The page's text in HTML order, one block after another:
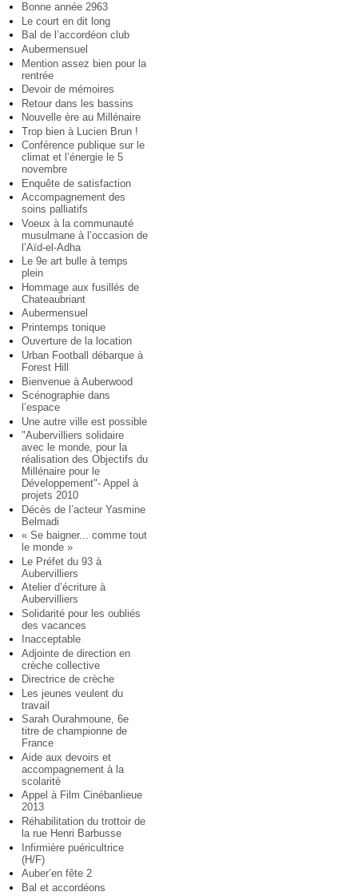
Bonne année 2963
Le court en dit long
Bal de l’accordéon club
Aubermensuel
Mention assez bien pour la
rentrée
Devoir de mémoires
Retour dans les bassins
Nouvelle ère au Millénaire
Trop bien à Lucien Brun !
Conférence publique sur le
climat et l’énergie le 5
novembre
Enquête de satisfaction
Accompagnement des
soins palliatifs
Voeux à la communauté
musulmane à l’occasion de
l’Aïd-el-Adha
Le 9e art bulle à temps
plein
Hommage aux fusillés de
Chateaubriant
Aubermensuel
Printemps tonique
Ouverture de la location
Urban Football débarque à
Forest Hill
Bienvenue à Auberwood
Scénographie dans
l’espace
Une autre ville est possible
"Aubervilliers solidaire
avec le monde, pour la
réalisation des Objectifs du
Millénaire pour le
Développement"- Appel à
projets 2010
Décès de l’acteur Yasmine
Belmadi
« Se baigner... comme tout
le monde »
Le Préfet du 93 à
Aubervilliers
Atelier d’écriture à
Aubervilliers
Solidarité pour les oubliés
des vacances
Inacceptable
Adjointe de direction en
crèche collective
Directrice de crèche
Les jeunes veulent du
travail
Sarah Ourahmoune, 6e
titre de championne de
France
Aide aux devoirs et
accompagnement à la
scolarité
Appel à Film Cinébanlieue
2013
Réhabilitation du trottoir de
la rue Henri Barbusse
Infirmière puéricultrice
(H/F)
Auber’en fête 2
Bal et accordéons